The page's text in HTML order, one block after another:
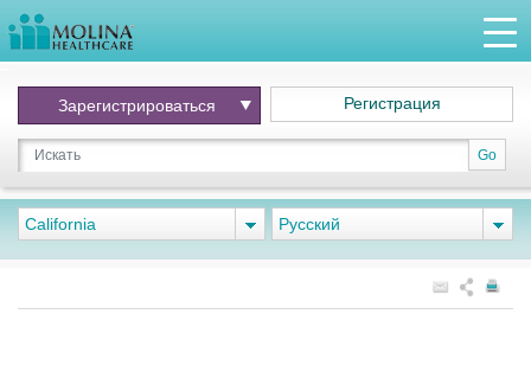
Go
Зарегистрироваться Регистрация
California Pусский